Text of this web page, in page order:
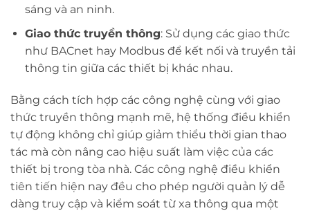
sáng và an ninh.
Giao thức truyền thông: Sử dụng các giao thức
như BACnet hay Modbus để kết nối và truyền tải
thông tin giữa các thiết bị khác nhau.
Bằng cách tích hợp các công nghệ cùng với giao
thức truyền thông mạnh mẽ, hệ thống điều khiển
tự động không chỉ giúp giảm thiểu thời gian thao
tác mà còn nâng cao hiệu suất làm việc của các
thiết bị trong tòa nhà. Các công nghệ điều khiển
tiên tiến hiện nay đều cho phép người quản lý dễ
dàng truy cập và kiểm soát từ xa thông qua một